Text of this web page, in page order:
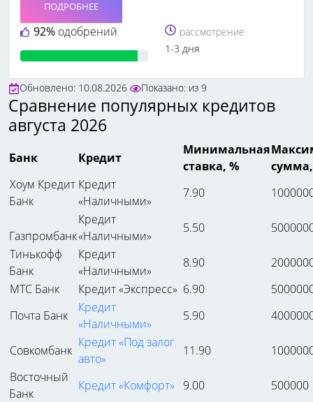
92% одобрений
ПОДРОБНЕЕ
рассмотрение
1-3 дня
Обновлено: 10.08.2026 Показано: из 9
Сравнение популярных кредитов
августа 2026
Банк Кредит
Минимальная
ставка, %
Хоум Кредит
Банк
Кредит
«Наличными»
7.90
Газпромбанк
Кредит
«Наличными»
5.50
Тинькофф
Банк
Кредит
«Наличными»
8.90
МТС Банк
Кредит «Экспресс» 6.90
Почта Банк
Кредит
«Наличными»
5.90
Совкомбанк
Кредит «Под залог
авто»
11.90
Восточный
Банк
Кредит «Комфорт» 9.00 500000